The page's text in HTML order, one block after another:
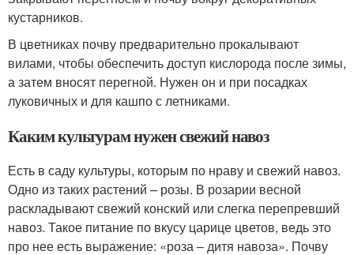
кустарников.
В цветниках почву предварительно прокалывают
вилами, чтобы обеспечить доступ кислорода после зимы,
а затем вносят перегной. Нужен он и при посадках
луковичных и для кашпо с летниками.
Каким культурам нужен свежий навоз
Есть в саду культуры, которым по нраву и свежий навоз.
Одно из таких растений – розы. В розарии весной
раскладывают свежий конский или слегка перепревший
навоз. Такое питание по вкусу царице цветов, ведь это
про нее есть выражение: «роза – дитя навоза». Почву